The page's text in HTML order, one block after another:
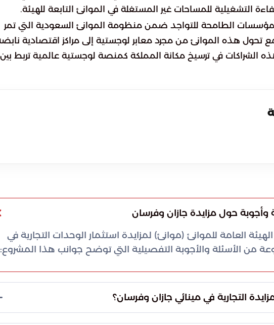
التشغيلية للمساحات غير المستغلة في الموانئ التابعة للهيئة.
الطامحة للتواجد ضمن منظومة الموانئ السعودية التي تمر
هذه الموانئ من مجرد معابر لوجستية إلى مراكز اقتصادية
في ترسيخ مكانة المملكة كمنصة لوجستية عالمية تربط بين
وأجوبة حول مزايدة جازان وفرسان
العامة للموانئ (موانئ) لمزايدة استثمار الوحدات التجارية في
من الأسئلة والأجوبة التفصيلية التي توضح جوانب هذا المشروع:
التجارية في مينائي جازان وفرسان؟